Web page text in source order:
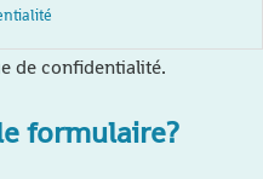
de confidentialité.
formulaire?